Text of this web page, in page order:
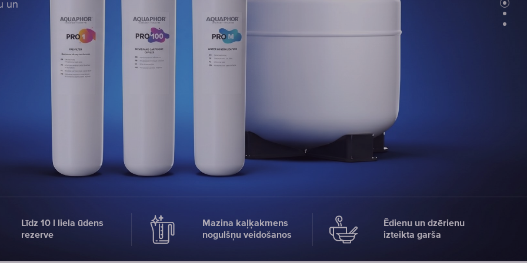
Maināmie
uzgaļiem
IZVĒLĒTIES
MODUĻI
un
un
un
Līdz 10 l liela ūdens
rezerve
Mazina kaļķakmens
nogulšņu veidošanos
Ēdienu un dzērienu
izteikta garša